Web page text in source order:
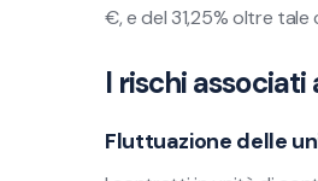
€, e del 31,25% oltre tale
I rischi
Fluttuazione delle